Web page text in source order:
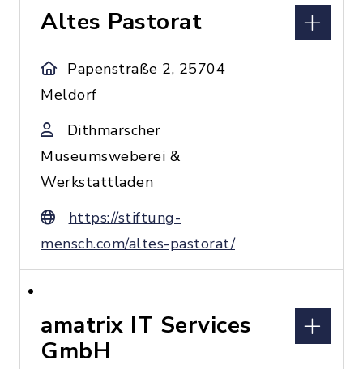
Altes Pastorat
Papenstraße 2, 25704
Meldorf
Dithmarscher
Museumsweberei &
Werkstattladen
https://stiftung-
mensch.com/altes-pastorat/
amatrix IT Services
GmbH